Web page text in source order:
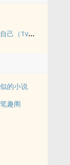
她决定宴请年少时的自己（1v1H）
的小说
趣阁